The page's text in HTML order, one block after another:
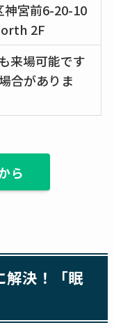
神宮前6-20-10
2F
来場可能です
合がありま
ら
解決！「眠